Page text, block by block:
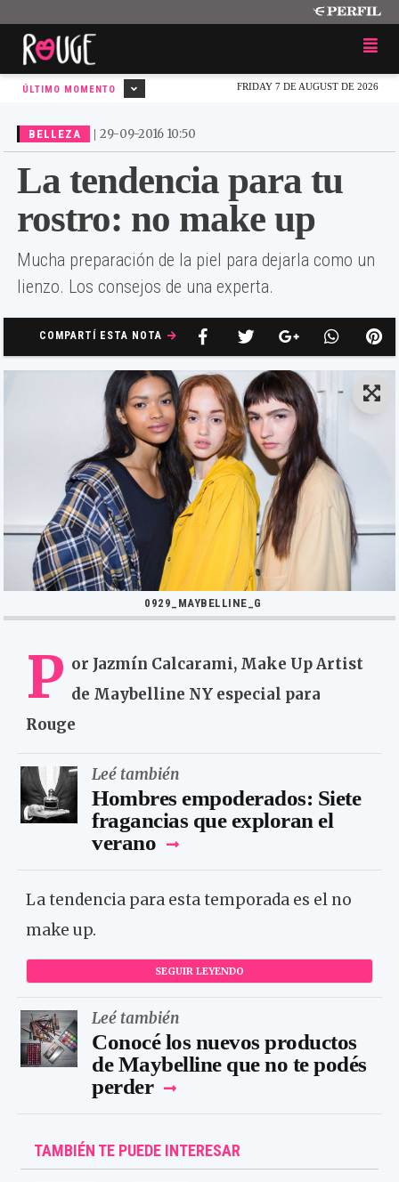
FRIDAY 7 DE AUGUST DE 2026
ÚLTIMO MOMENTO
BELLEZA | 29-09-2016 10:50
La tendencia para tu
rostro: no make up
Mucha preparación de la piel para dejarla como un
lienzo. Los consejos de una experta.
COMPARTÍ ESTA NOTA
0929_MAYBELLINE_G
P or Jazmín Calcarami, Make Up Artist
de Maybelline NY especial para
Rouge
Leé también
Hombres empoderados: Siete
fragancias que exploran el
verano
La tendencia para esta temporada es el no
make up.
SEGUIR LEYENDO
Leé también
Conocé los nuevos productos
de Maybelline que no te podés
perder
TAMBIÉN TE PUEDE INTERESAR